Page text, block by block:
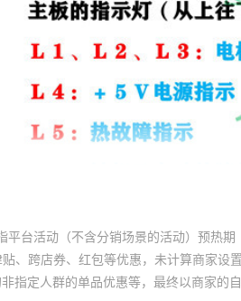
平台活动（不含分销场景的活动）预热
、跨店券、红包等优惠，未计算商家
指定人群的单品优惠等，最终以商家的